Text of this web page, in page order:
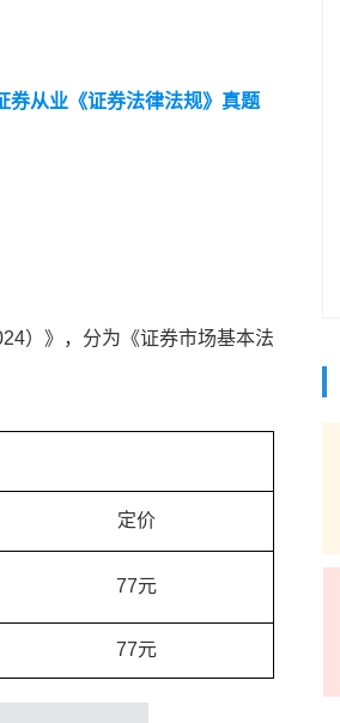
券从业《证券法律法规》真题
）》，分为《证券市场基本法
定价
77元
77元